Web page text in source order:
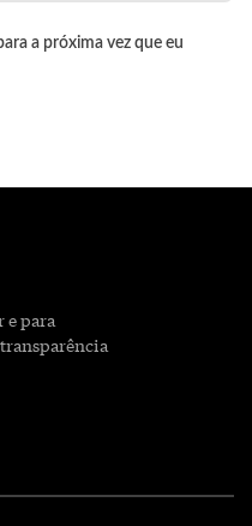
a próxima vez que eu
para